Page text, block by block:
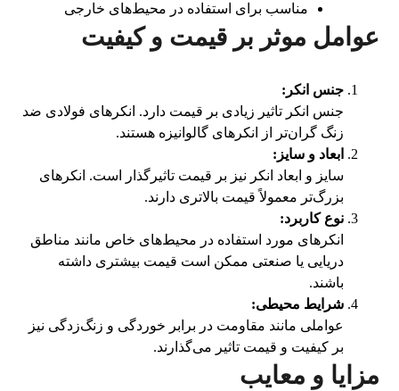
مناسب برای استفاده در محیط‌های خارجی
عوامل موثر بر قیمت و کیفیت
جنس انکر :
جنس انکر تاثیر زیادی بر قیمت دارد. انکرهای فولادی ضد
زنگ گران‌تر از انکرهای گالوانیزه هستند.
ابعاد و سایز :
سایز و ابعاد انکر نیز بر قیمت تاثیرگذار است. انکرهای
بزرگ‌تر معمولاً قیمت بالاتری دارند.
نوع کاربرد:
انکرهای مورد استفاده در محیط‌های خاص مانند مناطق
دریایی یا صنعتی ممکن است قیمت بیشتری داشته
باشند.
شرایط محیطی:
عواملی مانند مقاومت در برابر خوردگی و زنگ‌زدگی نیز
بر کیفیت و قیمت تاثیر می‌گذارند.
مزایا و معایب